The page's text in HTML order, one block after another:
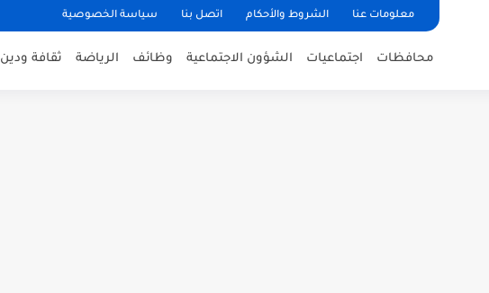
معلومات عنا الشروط والأحكام اتصل بنا سياسة الخصوصية
محافظات اجتماعيات الشؤون الاجتماعية وظائف الرياضة ثقافة ودين